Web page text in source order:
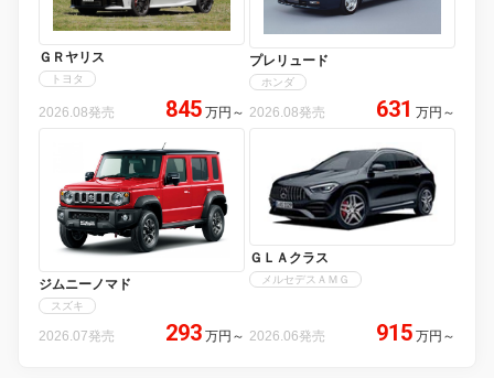
ＧＲヤリス
トヨタ
2026.08発売 845 万円 ～
プレリュード
ホンダ
2026.08発売 631 万円 ～
ジムニーノマド
スズキ
2026.07発売 293 万円 ～
ＧＬＡクラス
メルセデスＡＭＧ
2026.06発売 915 万円 ～